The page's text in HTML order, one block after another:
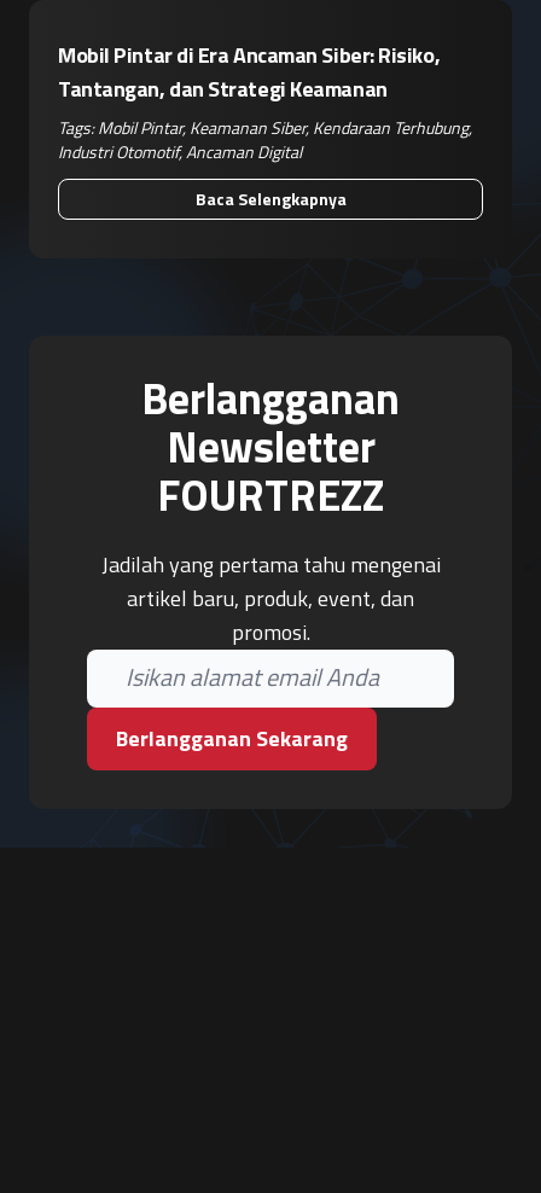
Mobil Pintar di Era Ancaman Siber: Risiko,
Tantangan, dan Strategi Keamanan
Tags:Mobil Pintar,Keamanan Siber,Kendaraan Terhubung,
Industri Otomotif,Ancaman Digital
Baca Selengkapnya
Berlangganan
Newsletter
FOURTREZZ
Jadilah yang pertama tahu mengenai
artikel baru, produk, event, dan
promosi.
Berlangganan Sekarang